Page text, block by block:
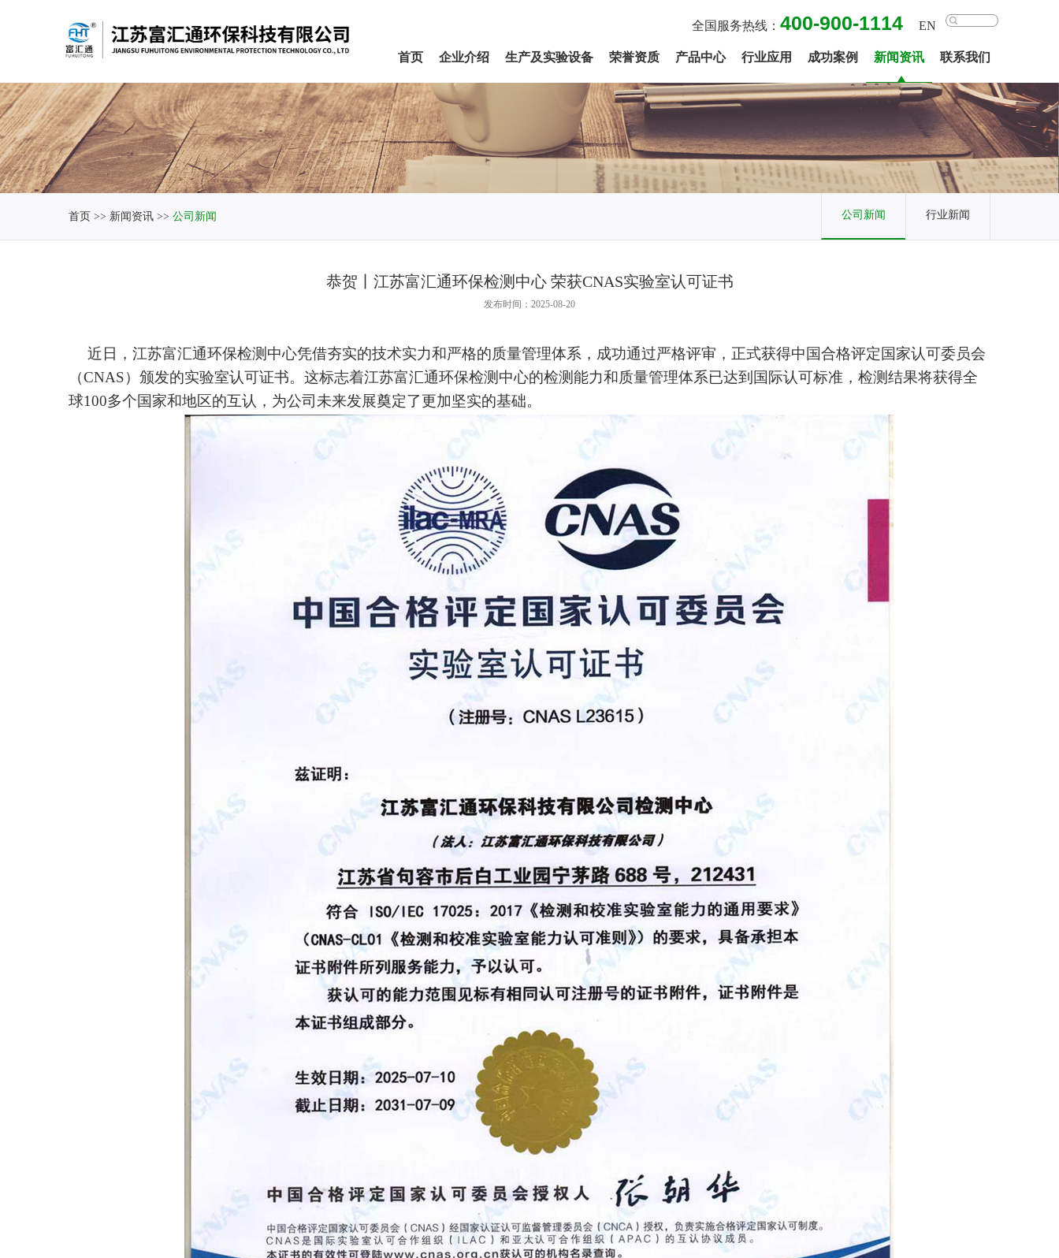
全国服务热线： 400-900-1114 EN
首页 企业介绍 生产及实验设备 荣誉资质 产品中心 行业应用 成功案例 新闻资讯 联系我们
首页 >> 新闻资讯 >> 公司新闻 公司新闻 行业新闻
恭贺丨江苏富汇通环保检测中心 荣获CNAS实验室认可证书
发布时间：2025-08-20
近日，江苏富汇通环保检测中心凭借夯实的技术实力和严格的质量管理体系，成功通过严格评审，正式获得中国合格评定国家认可委员会
（CNAS ）颁发的实验室认可证书。这标志着江苏富汇通环保检测中心的检测能力和质量管理体系已达到国际认可标准，检测结果将获得全
球100多个国家和地区的互认，为公司未来发展奠定了更加坚实的基础。